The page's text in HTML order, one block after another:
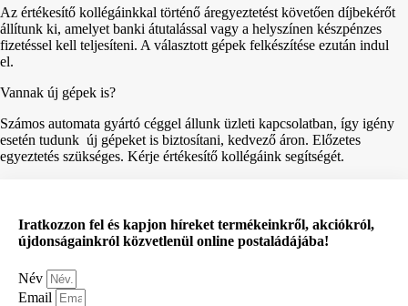
Az értékesítő kollégáinkkal történő áregyeztetést követően díjbekérőt
állítunk ki, amelyet banki átutalással vagy a helyszínen készpénzes
fizetéssel kell teljesíteni. A választott gépek felkészítése ezután indul
el.
Vannak új gépek is?
Számos automata gyártó céggel állunk üzleti kapcsolatban, így igény
esetén tudunk új gépeket is biztosítani, kedvező áron. Előzetes
egyeztetés szükséges. Kérje értékesítő kollégáink segítségét.
Iratkozzon fel és kapjon híreket termékeinkről, akciókról,
újdonságainkról közvetlenül online postaládájába!
Név
Email